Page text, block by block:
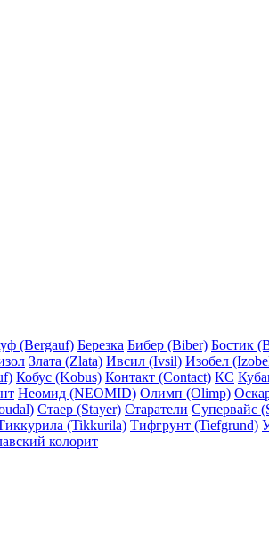
(Bergauf) Березка Бибер (Biber) Бостик
Злата (Zlata) Ивсил (Ivsil) Изобел
Кобус (Kobus) Контакт (Contact) КС
Неомид (NEOMID) Олимп (Olimp)
Стаер (Stayer) Старатели Супервайс
(Tikkurila) Тифгрунт (Tiefgrund)
колорит